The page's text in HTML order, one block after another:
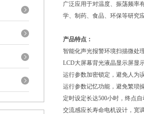
广泛应用于对温度、振荡频率
学、制药、食品、环保等研究
产品特点：
智能化声光报警环境扫描微处
LCD大屏幕背光液晶显示屏显
运行参数加密锁定，避免人为
运行参数记忆功能，避免繁琐
定时设定长达500小时，终点
交流感应长寿命电机设计，宽